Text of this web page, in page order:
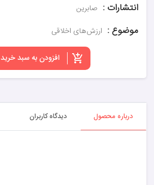
انتشارات : صابرین
موضوع : ارزش‌های اخلاقی
افزودن به سبد خرید
درباره محصول دیدگاه کاربران